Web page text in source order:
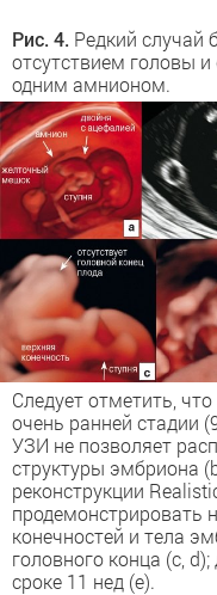
Рис. 4. Редкий случай
отсутствием головы
одним амнионом.
Следует отметить,
очень ранней стадии
УЗИ не позволяет
структуры эмбриона
реконструкции
продемонстрировать
конечностей и тела
головного конца (c,
сроке 11 нед (e).